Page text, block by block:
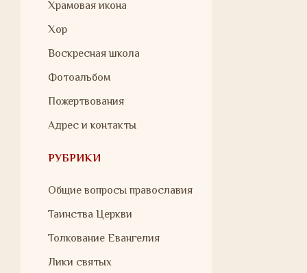
Храмовая икона
Хор
Воскресная школа
Фотоальбом
Пожертвования
Адрес и контакты
РУБРИКИ
Общие вопросы православия
Таинства Церкви
Толкование Евангелия
Лики святых